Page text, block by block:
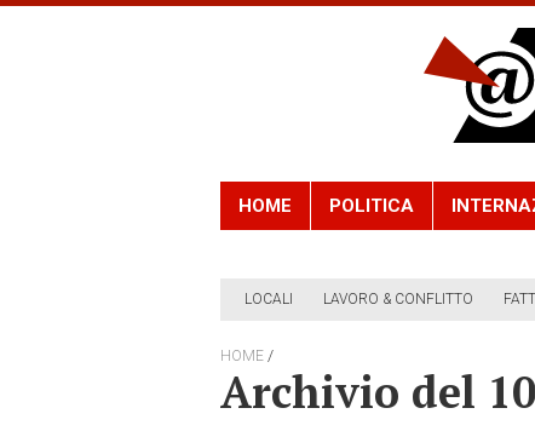
HOME POLITICA
LOCALI LAVORO & CONFLITTO
HOME /
Archivio del